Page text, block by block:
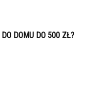
DOMU DO 500 ZŁ?